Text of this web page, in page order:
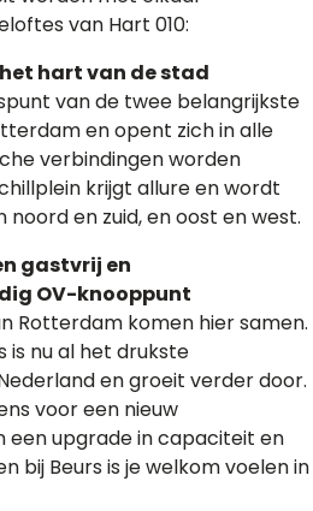
van Hart 010:
hart van de stad
van de twee belangrijkste
en opent zich in alle
verbindingen worden
krijgt allure en wordt
noord en zuid, en oost en west.
gastvrij en
OV-knooppunt
Rotterdam komen hier samen.
is nu al het drukste
en groeit verder door.
voor een nieuw
een upgrade in capaciteit en
bij Beurs is je welkom voelen in